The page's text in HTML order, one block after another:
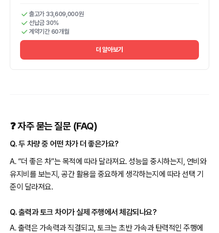
출고가 33,609,000원
선납금 30%
계약기간 60개월
더 알아보기
❓ 자주 묻는 질문 (FAQ)
Q. 두 차량 중 어떤 차가 더 좋은가요?
A. “더 좋은 차”는 목적에 따라 달라져요. 성능을 중시하는지, 연비와
유지비를 보는지, 공간 활용을 중요하게 생각하는지에 따라 선택 기
준이 달라져요.
Q. 출력과 토크 차이가 실제 주행에서 체감되나요?
A. 출력은 가속력과 직결되고, 토크는 초반 가속과 탄력적인 주행에